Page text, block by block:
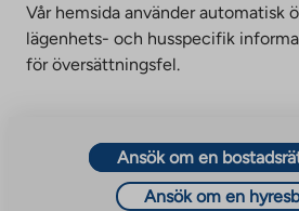
Vår hemsida använder automatisk
lägenhets- och husspecifik
för översättningsfel.
Ansök om en
Ansök om en